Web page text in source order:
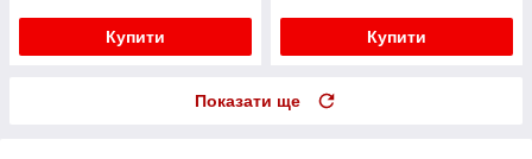
Купити Купити
Показати ще